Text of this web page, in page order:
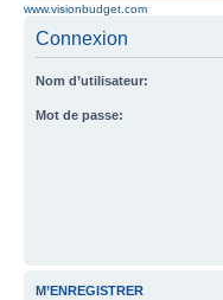
www.visionbudget.com
Connexion
Nom d’utilisateur:
Mot de passe:
M’ENREGISTRER